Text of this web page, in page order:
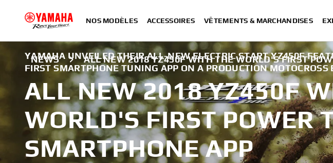
NOS MODÈLES ACCESSOIRES VÊTEMENTS & MARCHANDISES
NEWS ALL NEW 2018 YZ450F WITH THE WORLD'S FIRST
YAMAHA UNVEILED THEIR ALL-NEW ELECTRIC START YZ450F
FIRST SMARTPHONE TUNING APP ON A PRODUCTION MOTOCROSS
ALL NEW 2018 YZ450F
WORLD'S FIRST POWER
SMARTPHONE APP